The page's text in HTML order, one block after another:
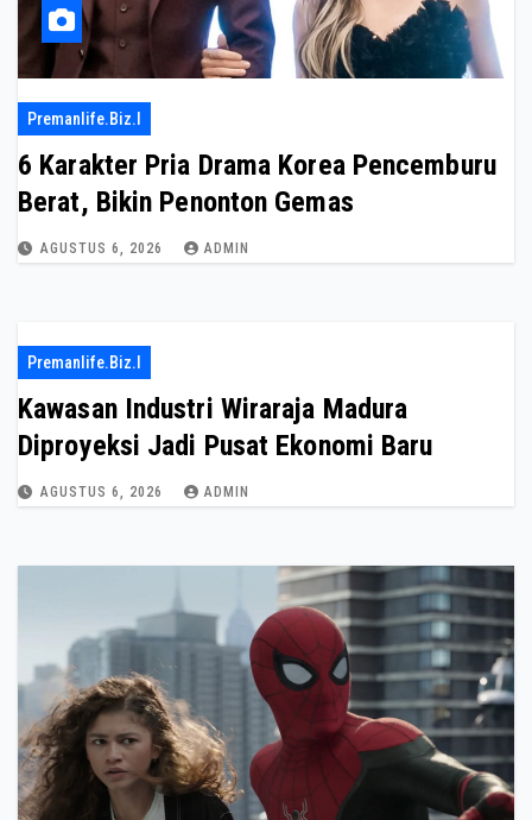
Premanlife.biz.i
6 Karakter Pria Drama Korea Pencemburu
Berat, Bikin Penonton Gemas
AGUSTUS 6, 2026 ADMIN
Premanlife.biz.i
Kawasan Industri Wiraraja Madura
Diproyeksi Jadi Pusat Ekonomi Baru
AGUSTUS 6, 2026 ADMIN